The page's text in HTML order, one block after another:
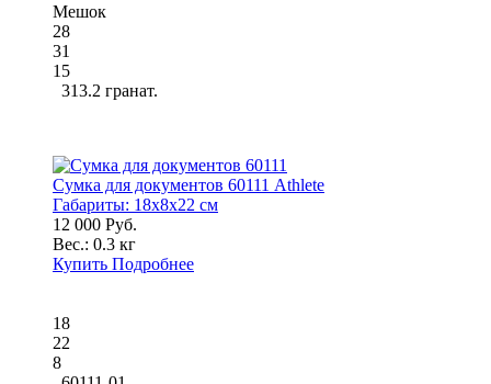
Мешок
28
31
15
313.2 гранат.
Сумка для документов 60111 Athlete
Габариты: 18x8x22 см
12 000 Руб.
Вес.: 0.3 кг
Купить Подробнее
18
22
8